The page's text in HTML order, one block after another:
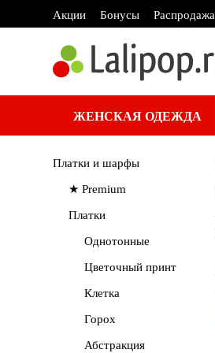
Акции Бонусы Распродажа
ЖЕНСКАЯ ОДЕЖДА
Платки и шарфы
★ Premium
Платки
Однотонные
Цветочный принт
Клетка
Горох
Абстракция